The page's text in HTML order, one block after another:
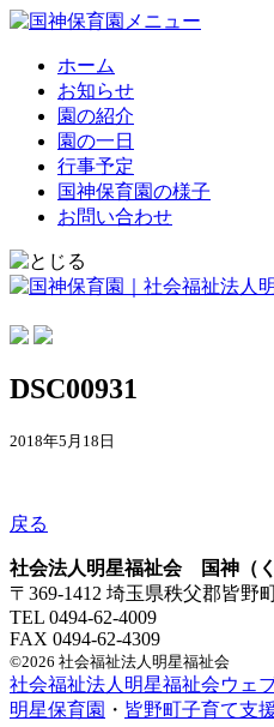
ホーム
お知らせ
園の紹介
園の一日
行事予定
国神保育園の様子
お問い合わせ
DSC00931
2018年5月18日
戻る
社会法人明星福祉会 国神（
〒369-1412 埼玉県秩父郡皆野
TEL 0494-62-4009
FAX 0494-62-4309
©2026 社会福祉法人明星福祉会
社会福祉法人明星福祉会ウェ
明星保育園 ・ 皆野町子育て支